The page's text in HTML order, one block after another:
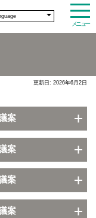
メニュー
更新日: 2026年6月2日
案
案
案
案